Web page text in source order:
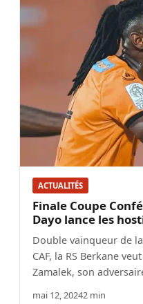
ACTUALITÉS
Finale Coupe
Dayo lance les
Double vainqueur de
CAF, la RS Berkane
Zamalek, son
mai 12, 20242 min